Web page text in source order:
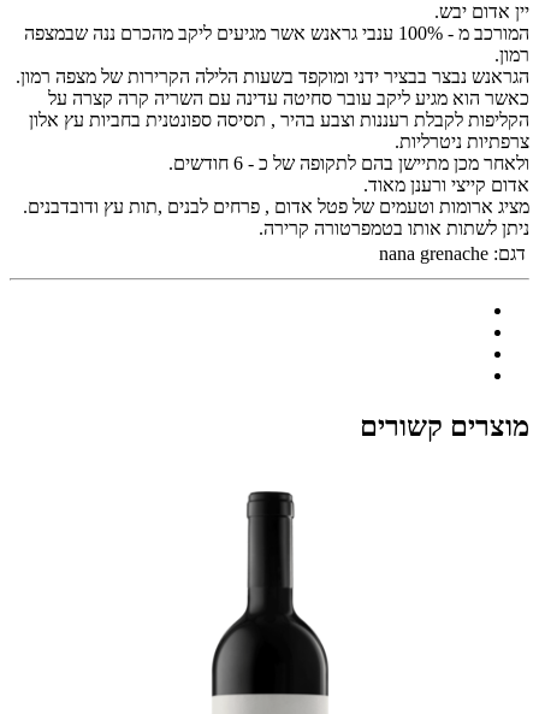
יין אדום יבש.
המורכב מ - 100% ענבי גראנש אשר מגיעים ליקב מהכרם ננה שבמצפה
רמון.
הגראנש נבצר בבציר ידני ומוקפד בשעות הלילה הקרירות של מצפה רמון.
כאשר הוא מגיע ליקב עובר סחיטה עדינה עם השריה קרה קצרה על
הקליפות לקבלת רעננות וצבע בהיר , תסיסה ספונטנית בחביות עץ אלון
צרפתיות ניטרליות.
ולאחר מכן מתיישן בהם לתקופה של כ - 6 חודשים.
אדום קייצי ורענן מאוד.
מציג ארומות וטעמים של פטל אדום , פרחים לבנים ,תות עץ ודובדבנים.
ניתן לשתות אותו בטמפרטורה קרירה.
דגם: nana grenache
מוצרים קשורים